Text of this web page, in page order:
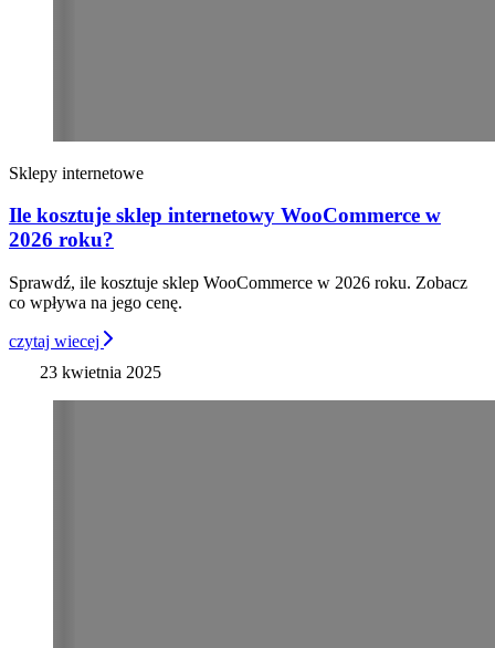
Sklepy internetowe
Ile kosztuje sklep internetowy WooCommerce w
2026 roku?
Sprawdź, ile kosztuje sklep WooCommerce w 2026 roku. Zobacz
co wpływa na jego cenę.
czytaj wiecej
23 kwietnia 2025